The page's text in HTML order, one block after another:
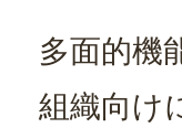
多面的機
組織向け